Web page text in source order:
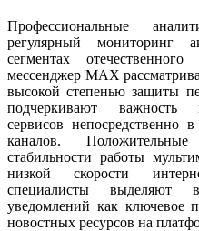
Профессиональные
регулярный мониторинг
сегментах
мессенджер MAX
высокой степенью защиты
подчеркивают важность
сервисов непосредственно
каналов.
стабильности работы
низкой скорости
специалисты выделяют
уведомлений как ключевое
новостных ресурсов на